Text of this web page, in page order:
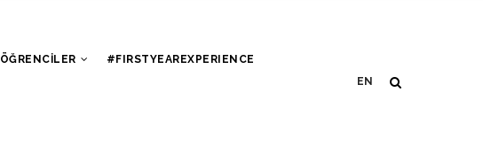
ÖĞRENCILER #FIRSTYEAREXPERIENCE